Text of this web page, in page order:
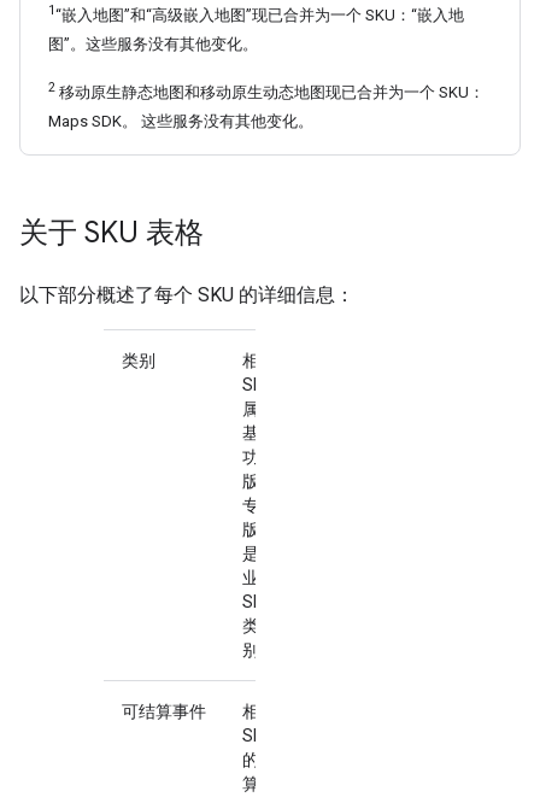
1“嵌入地图”和“高级嵌入地图”现已合并为一个 SKU：“嵌入地
图”。这些服务没有其他变化。
2 移动原生静态地图和移动原生动态地图现已合并为一个 SKU：
Maps SDK。 这些服务没有其他变化。
关于 SKU 表格
以下部分概述了每个 SKU 的详细信息：
类别
相应
SKU
属于
基本
功能
版、
专业
版还
是企
业版
SKU
类
别。
可结算事件
相应
SKU
的结
算事